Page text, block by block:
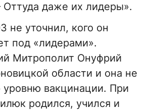
Оттуда даже их лидеры».
не уточнил, кого он
под «лидерами».
Митрополит Онуфрий
области и она не
уровню вакцинации. При
родился, учился и